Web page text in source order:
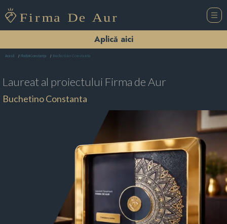
Aplică aici
Acasă Florării Constanţa Buchetino Constanta
Laureat al proiectului Firma de Aur
Buchetino Constanta